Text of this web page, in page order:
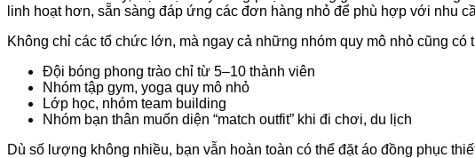
linh hoạt hơn, sẵn sàng đáp ứng các đơn hàng nhỏ để phù hợp với nhu
Không chỉ các tổ chức lớn, mà ngay cả những nhóm quy mô nhỏ cũng
Đội bóng phong trào chỉ từ 5–10 thành viên
Nhóm tập gym, yoga quy mô nhỏ
Lớp học, nhóm team building
Nhóm bạn thân muốn diện “match outfit” khi đi chơi, du lịch
Dù số lượng không nhiều, bạn vẫn hoàn toàn có thể đặt áo đồng phục